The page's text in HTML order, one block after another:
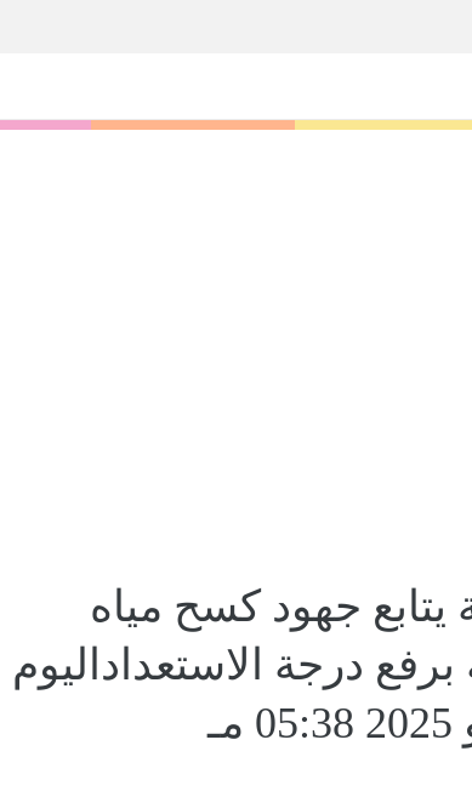
يتابع جهود كسح مياه
برفع درجة الاستعداداليوم